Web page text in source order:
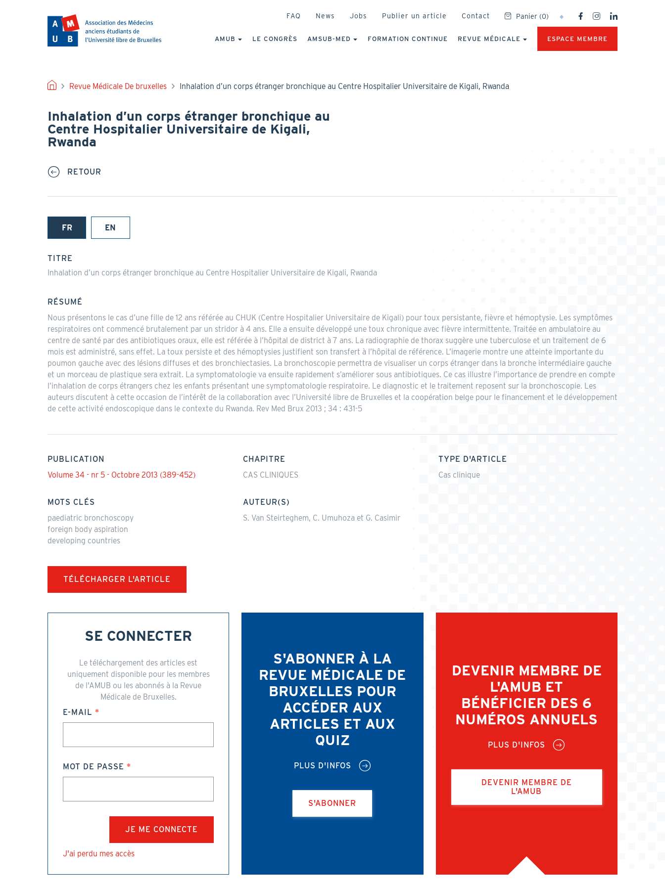
HEADER
FAQ News Jobs Publier un article Contact Panier (0)
SOCIAL
NETWORKS
PRINCIPALE
AMUB LE CONGRÈS AMSUB-MED FORMATION CONTINUE REVUE MÉDICALE ESPACE MEMBRE
FIL
D'ARIANE
Revue Médicale De bruxelles Inhalation d’un corps étranger bronchique au Centre Hospitalier Universitaire de Kigali, Rwanda
Inhalation d’un corps étranger bronchique au
Centre Hospitalier Universitaire de Kigali,
Rwanda
RETOUR
FR
(onglet
EN
TITRE
Inhalation d’un corps étranger bronchique au Centre Hospitalier Universitaire de Kigali, Rwanda
RÉSUMÉ
Nous présentons le cas d’une fille de 12 ans référée au CHUK (Centre Hospitalier Universitaire de Kigali) pour toux persistante, fièvre et hémoptysie. Les symptômes
respiratoires ont commencé brutalement par un stridor à 4 ans. Elle a ensuite développé une toux chronique avec fièvre intermittente. Traitée en ambulatoire au
centre de santé par des antibiotiques oraux, elle est référée à l’hôpital de district à 7 ans. La radiographie de thorax suggère une tuberculose et un traitement de 6
mois est administré, sans effet. La toux persiste et des hémoptysies justifient son transfert à l’hôpital de référence. L’imagerie montre une atteinte importante du
poumon gauche avec des lésions diffuses et des bronchiectasies. La bronchoscopie permettra de visualiser un corps étranger dans la bronche intermédiaire gauche
et un morceau de plastique sera extrait. La symptomatologie va ensuite rapidement s’améliorer sous antibiotiques. Ce cas illustre l’importance de prendre en compte
l’inhalation de corps étrangers chez les enfants présentant une symptomatologie respiratoire. Le diagnostic et le traitement reposent sur la bronchoscopie. Les
auteurs discutent à cette occasion de l’intérêt de la collaboration avec l’Université libre de Bruxelles et la coopération belge pour le financement et le développement
de cette activité endoscopique dans le contexte du Rwanda. Rev Med Brux 2013 ; 34 : 431-5
PUBLICATION
Volume 34 - nr 5 - Octobre 2013 (389-452)
CHAPITRE
CAS CLINIQUES
TYPE D'ARTICLE
Cas clinique
MOTS CLÉS
paediatric bronchoscopy
foreign body aspiration
developing countries
AUTEUR(S)
S. Van Steirteghem, C. Umuhoza et G. Casimir
TÉLÉCHARGER L'ARTICLE
SE CONNECTER
Le téléchargement des articles est
uniquement disponible pour les membres
de l'AMUB ou les abonnés à la Revue
Médicale de Bruxelles.
E-MAIL
MOT DE PASSE
J'ai perdu mes accès
S'ABONNER À LA
REVUE MÉDICALE DE
BRUXELLES POUR
ACCÉDER AUX
ARTICLES ET AUX
QUIZ
PLUS D'INFOS
S'ABONNER
DEVENIR MEMBRE DE
L'AMUB ET
BÉNÉFICIER DES 6
NUMÉROS ANNUELS
PLUS D'INFOS
DEVENIR MEMBRE DE
L'AMUB